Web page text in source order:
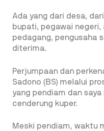
Ada yang dari desa,
bupati, pegawai
pedagang, pengusaha
diterima.
Perjumpaan dan
Sadono (BS) melalui
yang pendiam dan
cenderung kuper.
Meski pendiam, waktu